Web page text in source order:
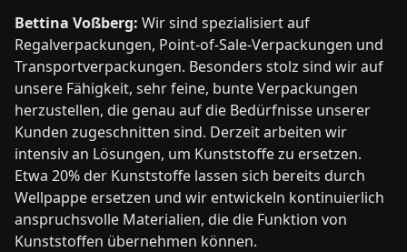
Bettina Voßberg: Wir sind spezialisiert auf
Regalverpackungen, Point-of-Sale-Verpackungen und
Transportverpackungen. Besonders stolz sind wir auf
unsere Fähigkeit, sehr feine, bunte Verpackungen
herzustellen, die genau auf die Bedürfnisse unserer
Kunden zugeschnitten sind. Derzeit arbeiten wir
intensiv an Lösungen, um Kunststoffe zu ersetzen.
Etwa 20% der Kunststoffe lassen sich bereits durch
Wellpappe ersetzen und wir entwickeln kontinuierlich
anspruchsvolle Materialien, die die Funktion von
Kunststoffen übernehmen können.